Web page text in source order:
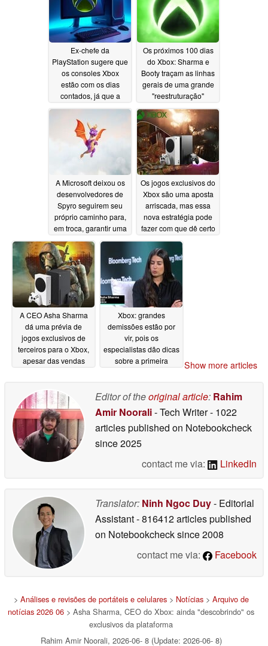
Ex-chefe da
PlayStation sugere que
os consoles Xbox
estão com os dias
contados, já que a
Microsoft está
priorizando o Windows
06/13/2026
Os próximos 100 dias
do Xbox: Sharma e
Booty traçam as linhas
gerais de uma grande
"reestruturação"
06/12/2026
A Microsoft deixou os
desenvolvedores de
Spyro seguirem seu
próprio caminho para,
em troca, garantir uma
importante conquista
no mercado editorial
06/12/2026
Os jogos exclusivos do
Xbox são uma aposta
arriscada, mas essa
nova estratégia pode
fazer com que dê certo
06/12/2026
A CEO Asha Sharma
dá uma prévia de
jogos exclusivos de
terceiros para o Xbox,
apesar das vendas
Xbox: grandes
demissões estão por
vir, pois os
especialistas dão dicas
sobre a primeira
os negócios 06/11/2026
Show more articles
Editor of theoriginal article: Rahim
Amir Noorali- Tech Writer- 1022
articles published on Notebookcheck
since 2025
contact me via:
LinkedIn
Translator: Ninh Ngoc Duy- Editorial
Assistant- 816412 articles published
on Notebookchecksince 2008
contact me via:
Facebook
> Análises e revisões de portáteis e celulares> Notícias> Arquivo de
notícias 2026 06 > Asha Sharma, CEO do Xbox: ainda "descobrindo" os
exclusivos da plataforma
Rahim Amir Noorali, 2026-06- 8 (Update: 2026-06- 8)